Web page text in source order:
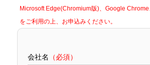
Microsoft Edge(Chromium版)、Google
をご利用の上、お申込みください。
会社名 （必須）